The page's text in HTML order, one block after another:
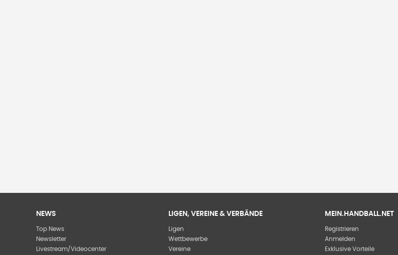
NEWS
Top News
Newsletter
Livestream/Videocenter
LIGEN, VEREINE & VERBÄNDE
Ligen
Wettbewerbe
Vereine
MEIN.HANDBALL.NET
Registrieren
Anmelden
Exklusive Vorteile